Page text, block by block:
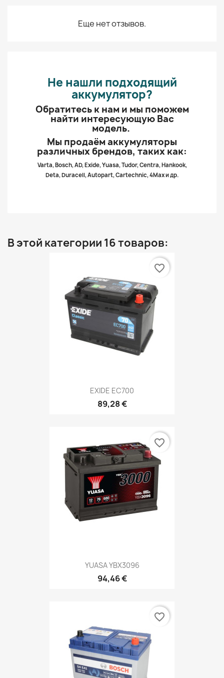
Еще нет отзывов.
Не нашли подходящий
аккумулятор?
Обратитесь к нам и мы поможем
найти интересующую Вас
модель.
Мы продаём аккумуляторы
различных брендов, таких как:
Varta, Bosch, AD, Exide, Yuasa, Tudor, Centra, Hankook,
Deta, Duracell, Autopart, Cartechnic, 4Max и др.
В этой категории 16 товаров:
EXIDE EC700
89,28 €
favorite_border
YUASA YBX3096
94,46 €
favorite_border
favorite_border